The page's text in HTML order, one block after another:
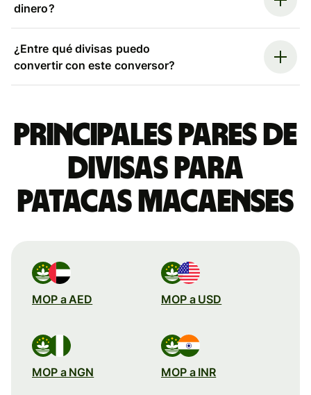
dinero?
¿Entre qué divisas puedo
convertir con este conversor?
Principales pares de
divisas para
patacas macaenses
MOP a AED MOP a USD
MOP a NGN MOP a INR